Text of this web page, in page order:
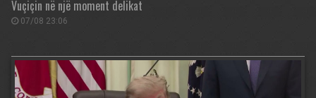
Vuçiçin në një moment delikat
07/08 23:06